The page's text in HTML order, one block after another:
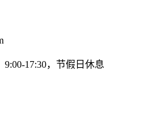
17:30，节假日休息